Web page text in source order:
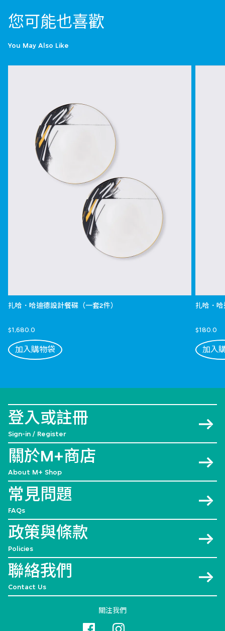
您可能也喜歡
You May Also Like
扎哈．哈迪德設計餐碟（一套2件）
$1,680.0
加入購物袋
扎哈．
$180.0
加入
登入或註冊
Sign-in / Register
關於M+商店
About M+ Shop
常見問題
FAQs
政策與條款
Policies
聯絡我們
Contact Us
關注我們